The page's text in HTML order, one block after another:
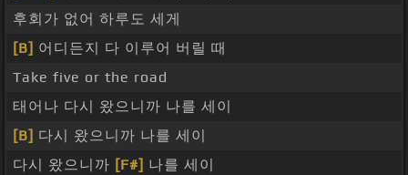
후회가 없어 하루도 세게
[B] 어디든지 다 이루어 버릴 때
Take five or the road
태어나 다시 왔으니까 나를 세이
[B] 다시 왔으니까 나를 세이
다시 왔으니까 [F#] 나를 세이